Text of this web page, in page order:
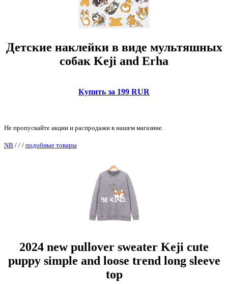
Детские наклейки в виде мультяшных
собак Keji and Erha
Купить за 199 RUR
Не пропускайте акции и распродажи в нашем магазине.
NB / / / подобные товары
2024 new pullover sweater Keji cute
puppy simple and loose trend long sleeve
top